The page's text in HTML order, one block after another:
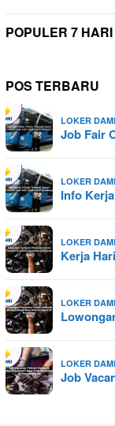
POPULER 7 HARI
POS TERBARU
LOKER
Job Fair
LOKER
Info
LOKER
Kerja
LOKER
LOKER
Job